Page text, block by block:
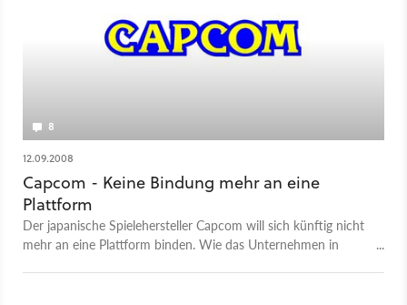
8
12.09.2008
Capcom - Keine Bindung mehr an eine
Plattform
Der japanische Spielehersteller Capcom will sich künftig nicht
mehr an eine Plattform binden. Wie das Unternehmen in